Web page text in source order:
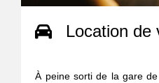
Location de
À peine sorti de la gare